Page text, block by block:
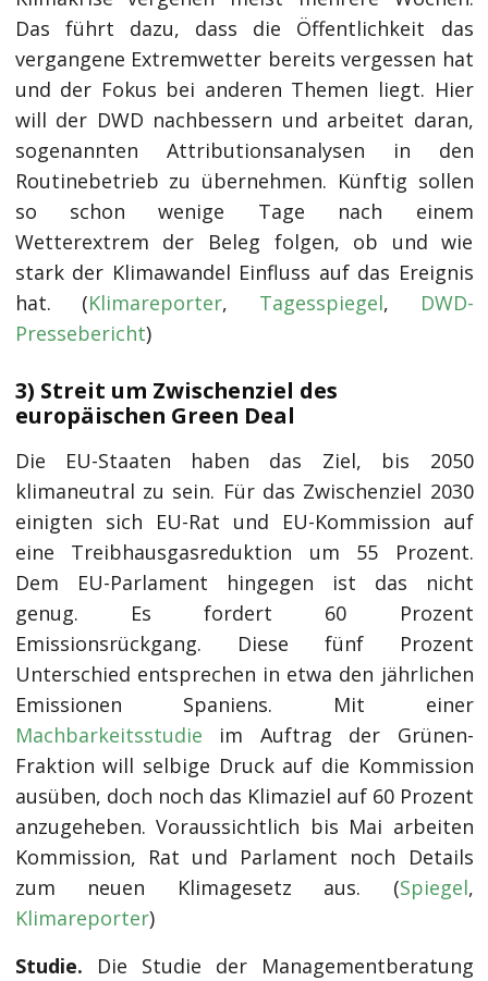
Das führt dazu, dass die Öffentlichkeit das
vergangene Extremwetter bereits vergessen hat
und der Fokus bei anderen Themen liegt. Hier
will der DWD nachbessern und arbeitet daran,
sogenannten Attributionsanalysen in den
Routinebetrieb zu übernehmen. Künftig sollen
so schon wenige Tage nach einem
Wetterextrem der Beleg folgen, ob und wie
stark der Klimawandel Einfluss auf das Ereignis
hat. (Klimareporter, Tagesspiegel,
DWD-
Pressebericht)
3) Streit um Zwischenziel des
europäischen Green Deal
Die EU-Staaten haben das Ziel, bis 2050
klimaneutral zu sein. Für das Zwischenziel 2030
einigten sich EU-Rat und EU-Kommission auf
eine Treibhausgasreduktion um 55 Prozent.
Dem EU-Parlament hingegen ist das nicht
genug. Es fordert 60 Prozent
Emissionsrückgang. Diese fünf Prozent
Unterschied entsprechen in etwa den jährlichen
Emissionen Spaniens. Mit einer
Machbarkeitsstudie im Auftrag der Grünen-
Fraktion will selbige Druck auf die Kommission
ausüben, doch noch das Klimaziel auf 60 Prozent
anzugeheben. Voraussichtlich bis Mai arbeiten
Kommission, Rat und Parlament noch Details
zum neuen Klimagesetz aus. (Spiegel,
Klimareporter)
Studie. Die Studie der Managementberatung